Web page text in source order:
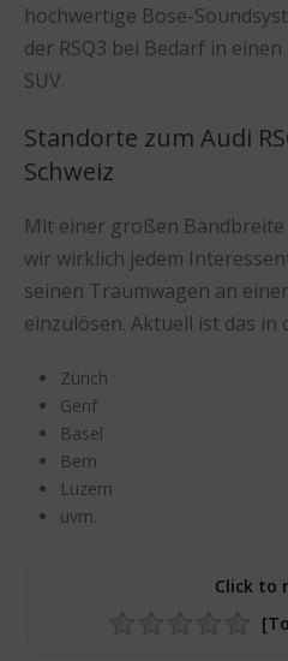
hochwertige Bose-
der RSQ3 bei Bedarf in
SUV.
Standorte zum Audi
Schweiz
Mit einer großen Bandbreite
wir wirklich jedem
seinen Traumwagen an
einzulösen. Aktuell ist das in
Zürich
Genf
Basel
Bern
Luzern
uvm.
Click to